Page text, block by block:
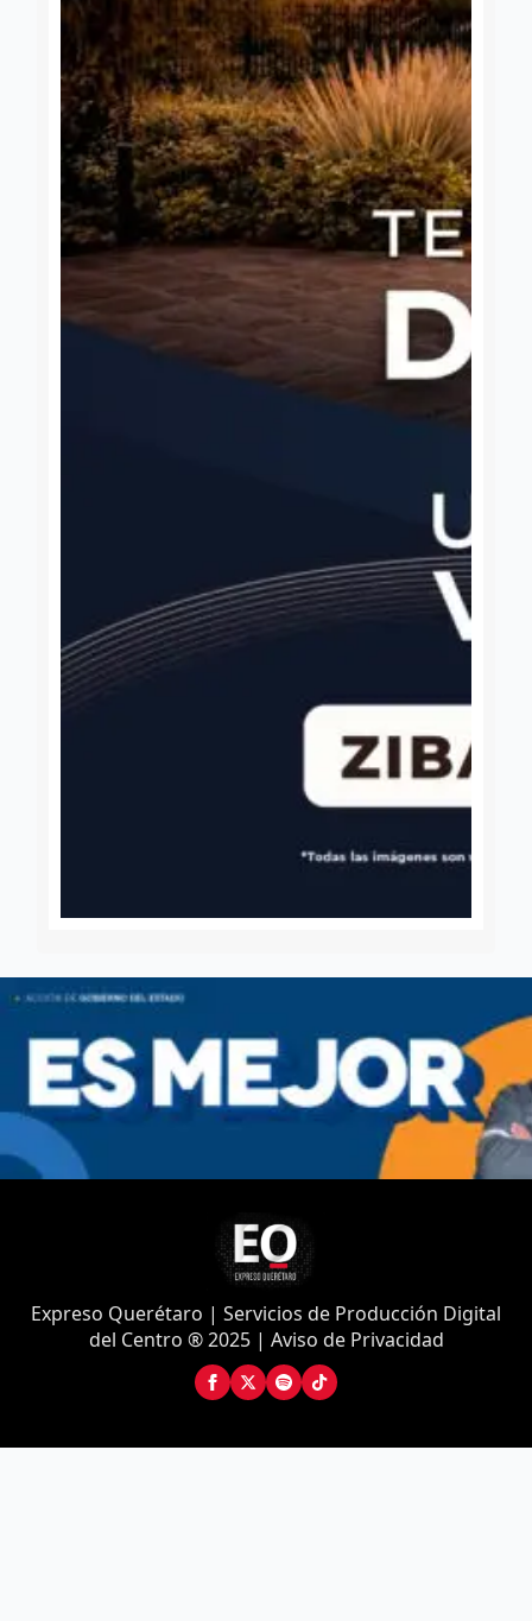
Expreso Querétaro | Servicios de Producción Digital
del Centro ® 2025 | Aviso de Privacidad